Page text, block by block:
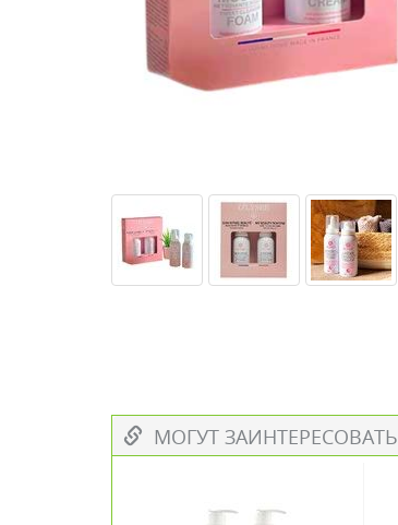
МОГУТ ЗАИНТЕРЕСОВАТЬ